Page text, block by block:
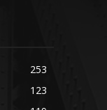
253
123